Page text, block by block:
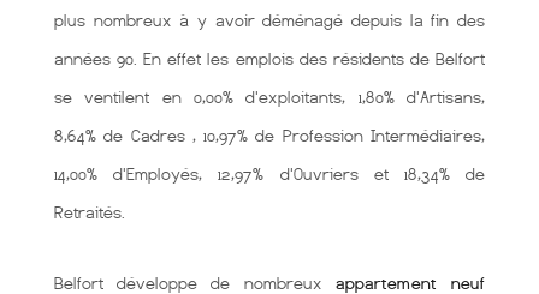
plus nombreux à y avoir déménagé depuis la fin des
années 90. En effet les emplois des résidents de Belfort
se ventilent en 0,00% d'exploitants, 1,80% d'Artisans,
8,64% de Cadres , 10,97% de Profession Intermédiaires,
14,00% d'Employés, 12,97% d'Ouvriers et 18,34% de
Retraités.
Belfort développe de nombreux appartement neuf